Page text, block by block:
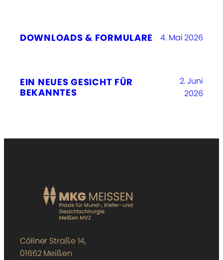
DOWNLOADS & FORMULARE 4. Mai 2026
EIN NEUES GESICHT FÜR
BEKANNTES
2. Juni
2026
Cöllner Straße 14,
01662 Meißen